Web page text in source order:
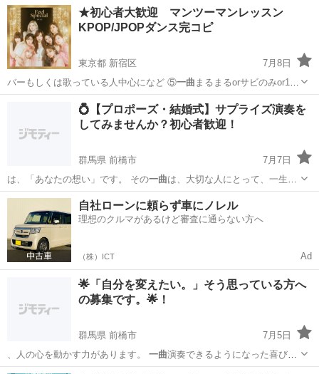
群馬 佐波郡 北藤岡駅 ピアノ
★初心者大歓迎 マンツーマンレッスン
KPOP/JPOPダンス完コピ
東京都 新宿区
7月8日
バーもしくは歌っている人中心になど ⑤一曲 まるまるorサビのみor1番
のみ等の振…
ダンス kpop
💍【プロポーズ・結婚式】サプライズ演奏を
してみませんか？初心者歓迎！
群馬県 前橋市
7月7日
は、「あなたの想い」です。 その一曲は、大切な人にとって、一生忘
れられない…
群馬 前橋市 サックス レッスン
自社ローンに頼らず車にノレル
理想のクルマがあるけど審査に通らない方へ
（株）ICT Ad
🌟「自分を変えたい。」そう思っている方へ
の募集です。🌟！
群馬県 前橋市
7月5日
、人の心を動かす力があります。 一曲演奏できるようになった喜び。
仲…